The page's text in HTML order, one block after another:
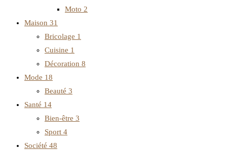
Moto 2
Maison 31
Bricolage 1
Cuisine 1
Décoration 8
Mode 18
Beauté 3
Santé 14
Bien-être 3
Sport 4
Société 48